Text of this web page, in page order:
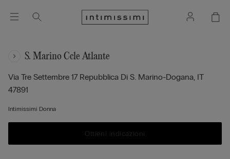
S. Marino Ccle Atlante
Via Tre Settembre 17 Repubblica Di S. Marino-Dogana, IT
47891
Intimissimi Donna
Ottieni indicazioni